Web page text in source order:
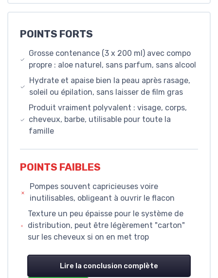
POINTS FORTS
Grosse contenance (3 x 200 ml) avec compo
propre : aloe naturel, sans parfum, sans alcool
Hydrate et apaise bien la peau après rasage,
soleil ou épilation, sans laisser de film gras
Produit vraiment polyvalent : visage, corps,
cheveux, barbe, utilisable pour toute la
famille
POINTS FAIBLES
Pompes souvent capricieuses voire
inutilisables, obligeant à ouvrir le flacon
Texture un peu épaisse pour le système de
distribution, peut être légèrement "carton"
sur les cheveux si on en met trop
Lire la conclusion complète